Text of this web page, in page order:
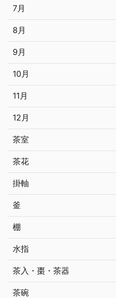
7月
8月
9月
10月
11月
12月
茶室
茶花
掛軸
釜
棚
水指
茶入・棗・茶器
茶碗